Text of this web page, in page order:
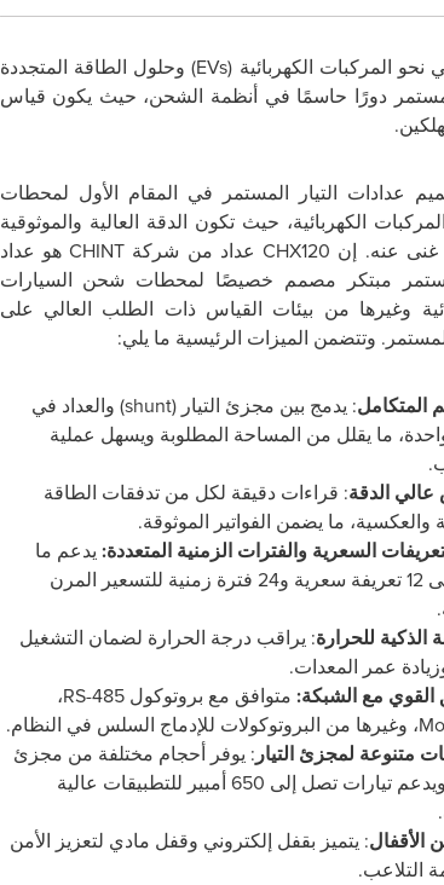
نحو المركبات الكهربائية (EVs) وحلول الطاقة المتجددة
دورًا حاسمًا في أنظمة الشحن، حيث يكون قياس
عدادات التيار المستمر في المقام الأول لمحطات
الكهربائية، حيث تكون الدقة العالية والموثوقية
غنى عنه. إن CHX120عداد من شركة CHINTهو عداد
مبتكر مصمم خصيصًا لمحطات شحن السيارات
وغيرها من بيئات القياس ذات الطلب العالي على
المستمر. وتتضمن الميزات الرئيسية ما يلي:
المتكامل: يدمج بين مجزئ التيار (shunt) والعداد في
ما يقلل من المساحة المطلوبة ويسهل عملية
عالي الدقة: قراءات دقيقة لكل من تدفقات الطاقة
والعكسية، ما يضمن الفواتير الموثوقة.
السعرية والفترات الزمنية المتعددة:يدعم ما
يصل إلى 12 تعريفة سعرية و24 فترة زمنية للتسعير المرن
الذكية للحرارة: يراقب درجة الحرارة لضمان التشغيل
عمر المعدات.
القوي مع الشبكة: متوافق مع بروتوكولRS-485،
، وغيرها من البروتوكولات للإدماج السلس في النظام.
متنوعة لمجزئ التيار: يوفر أحجام مختلفة من مجزئ
التيار، ويدعم تيارات تصل إلى 650 أمبير للتطبيقات عالية
الأقفال: يتميز بقفل إلكتروني وقفل مادي لتعزيز الأمن
التلاعب.